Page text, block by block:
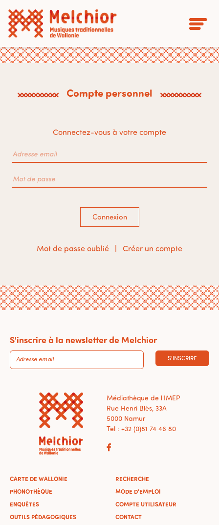
Compte personnel
Connectez-vous à votre compte
Connexion
Mot de passe oublié Créer un compte
S'inscrire à la newsletter de Melchior
S'INSCRIRE
Médiathèque de l'IMEP
Rue Henri Blès, 33A
5000 Namur
Tel : +32 (0)81 74 46 80
CARTE DE WALLONIE
PHONOTHÈQUE
ENQUÊTES
OUTILS PÉDAGOGIQUES
RECHERCHE
MODE D'EMPLOI
COMPTE UTILISATEUR
CONTACT